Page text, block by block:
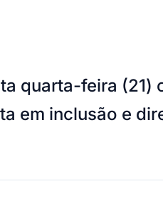
quarta-feira (21)
em inclusão e